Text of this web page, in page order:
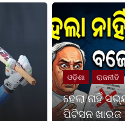
ଓଡ଼ିଶା ରାଜନୀତି
ହେଲା ନାହିଁ
ପିଟିସନ ଖାରଜ